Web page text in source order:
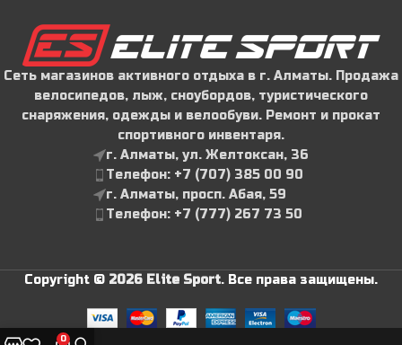
Сеть магазинов активного отдыха в г. Алматы. Продажа
велосипедов, лыж, сноубордов, туристического
снаряжения, одежды и велообуви. Ремонт и прокат
спортивного инвентаря.
г. Алматы, ул. Желтоксан, 36
Телефон: ‪+7 (707) 385 00 90‬
г. Алматы, просп. Абая, 59
Телефон: ‪+7 (777) 267 73 50
Copyright © 2026 Elite Sport. Все права защищены.
0